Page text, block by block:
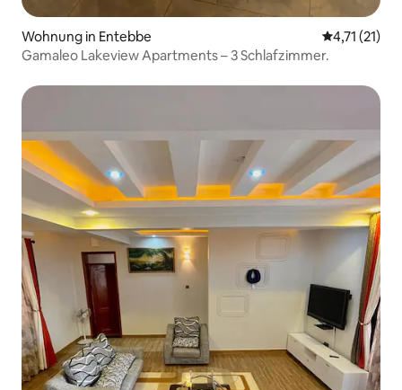
Wohnung in Entebbe
4,71 (21)
Gamaleo Lakeview Apartments – 3 Schlafzimmer.